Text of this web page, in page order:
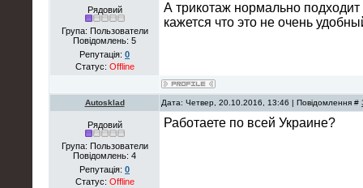
Рядовий
Група: Пользователи
Повідомлень: 5
Репутація: 0
Статус: Offline
А трикотаж нормально
кажется что это не очень
Autosklad Дата: Четвер, 20.10.2016, 13:46 | Повідомлення #
Рядовий
Група: Пользователи
Повідомлень: 4
Репутація: 0
Статус: Offline
Работаете по всей Украине?